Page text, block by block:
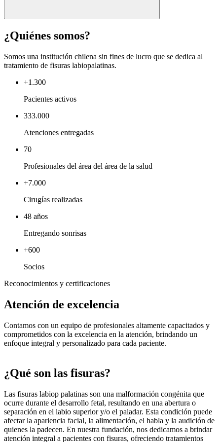
¿Quiénes somos?
Somos una institución chilena sin fines de lucro que se dedica al
tratamiento de fisuras labiopalatinas.
+1.300
Pacientes activos
333.000
Atenciones entregadas
70
Profesionales del área del área de la salud
+7.000
Cirugías realizadas
48 años
Entregando sonrisas
+600
Socios
Reconocimientos y certificaciones
Atención de excelencia
Contamos con un equipo de profesionales altamente capacitados y
comprometidos con la excelencia en la atención, brindando un
enfoque integral y personalizado para cada paciente.
¿Qué son las fisuras?
Las fisuras labiop palatinas son una malformación congénita que
ocurre durante el desarrollo fetal, resultando en una abertura o
separación en el labio superior y/o el paladar. Esta condición puede
afectar la apariencia facial, la alimentación, el habla y la audición de
quienes la padecen. En nuestra fundación, nos dedicamos a brindar
atención integral a pacientes con fisuras, ofreciendo tratamientos